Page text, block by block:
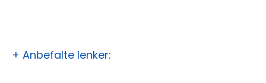
+ Anbefalte lenker: